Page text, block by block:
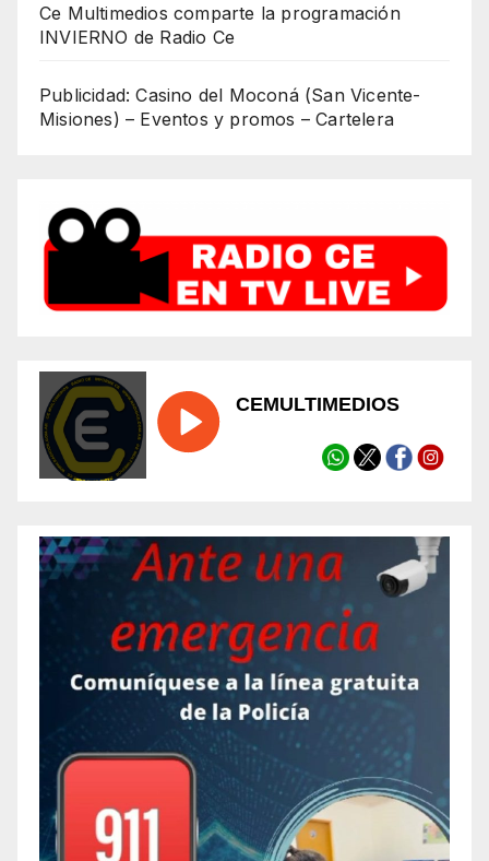
Ce Multimedios comparte la programación
INVIERNO de Radio Ce
Publicidad: Casino del Moconá (San Vicente-
Misiones) – Eventos y promos – Cartelera